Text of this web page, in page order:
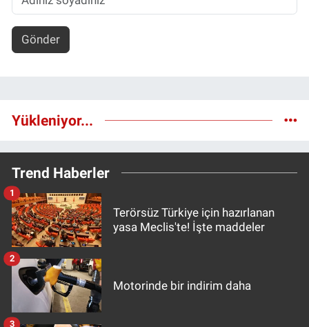
Gönder
Yükleniyor...
Trend Haberler
Terörsüz Türkiye için hazırlanan
yasa Meclis'te! İşte maddeler
1
Motorinde bir indirim daha
2
3